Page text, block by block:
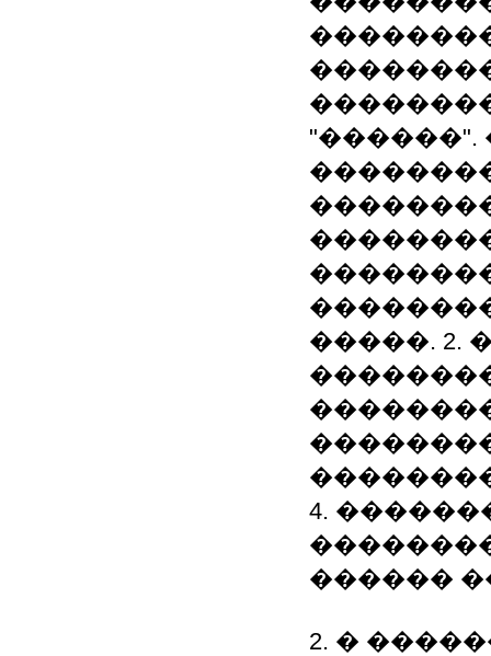
�����. 2.
4.
������
2. �